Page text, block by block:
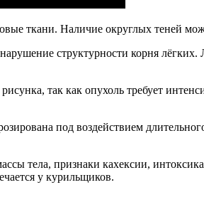
ткани. Наличие округлых теней
структурности корня лёгких.
так как опухоль требует
под воздействием
тела, признаки кахексии,
у курильщиков.